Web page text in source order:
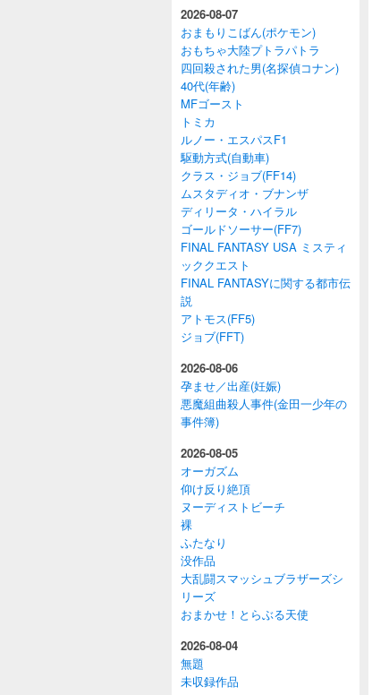
2026-08-07
おまもりこばん(ポケモン)
おもちゃ大陸プトラパトラ
四回殺された男(名探偵コナン)
40代(年齢)
MFゴースト
トミカ
ルノー・エスパスF1
駆動方式(自動車)
クラス・ジョブ(FF14)
ムスタディオ・ブナンザ
ディリータ・ハイラル
ゴールドソーサー(FF7)
FINAL FANTASY USA ミスティ
ッククエスト
FINAL FANTASYに関する都市伝
説
アトモス(FF5)
ジョブ(FFT)
2026-08-06
孕ませ／出産(妊娠)
悪魔組曲殺人事件(金田一少年の
事件簿)
2026-08-05
オーガズム
仰け反り絶頂
ヌーディストビーチ
裸
ふたなり
没作品
大乱闘スマッシュブラザーズシ
リーズ
おまかせ！とらぶる天使
2026-08-04
無題
未収録作品